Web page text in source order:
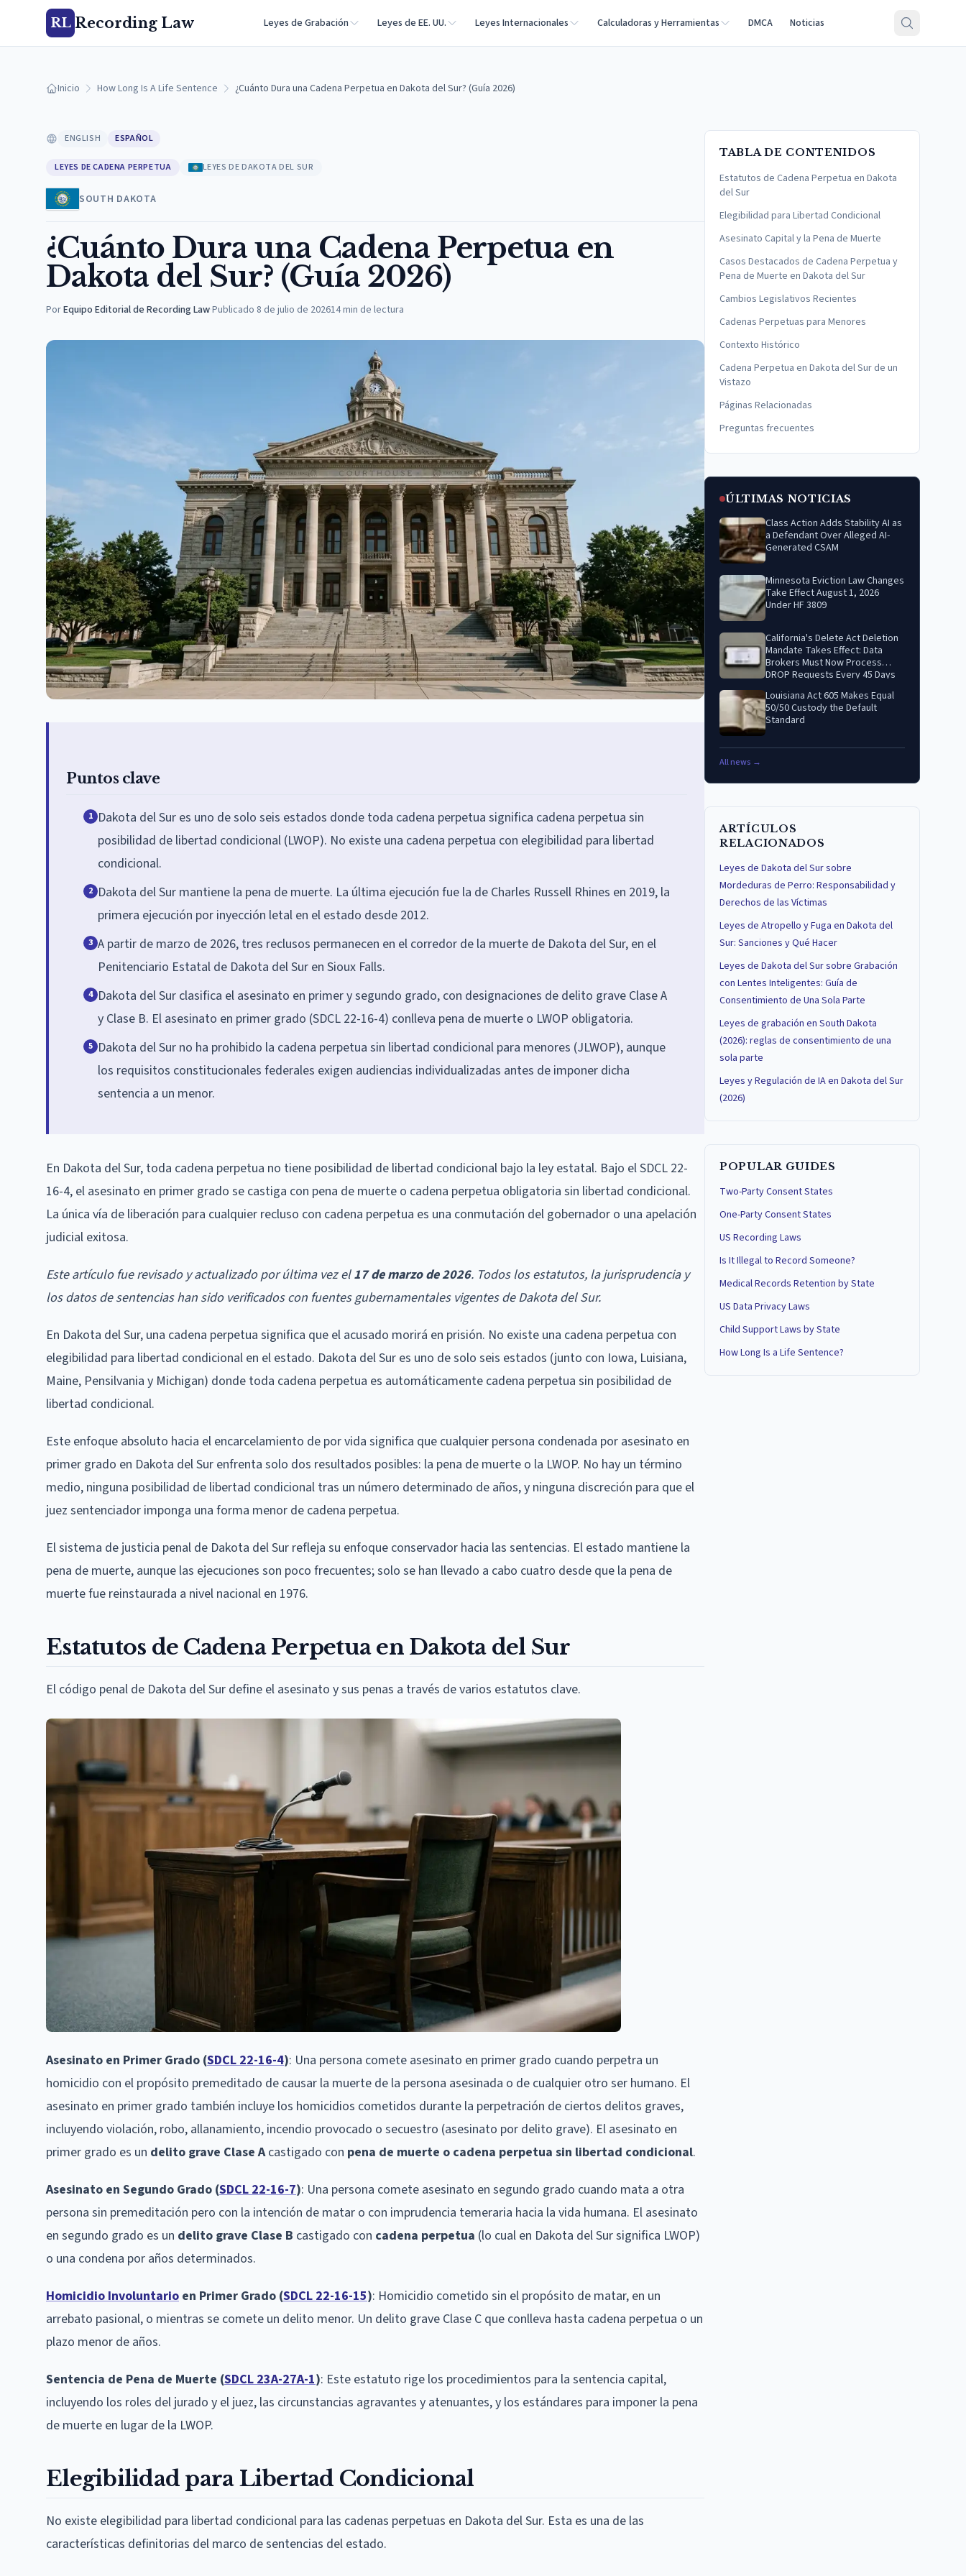
RL Recording Law Leyes de Grabación Leyes de EE. UU. Leyes Internacionales Calculadoras y Herramientas DMCA Noticias
Inicio How Long Is A Life Sentence ¿Cuánto Dura una Cadena Perpetua en Dakota del Sur? (Guía 2026)
ENGLISH ESPAÑOL
LEYES DE CADENA PERPETUA LEYES DE DAKOTA DEL SUR
SOUTH DAKOTA
¿Cuánto Dura una Cadena Perpetua en
Dakota del Sur? (Guía 2026)
PorEquipo Editorial de Recording Law·Publicado 8 de julio de 202614min de lectura
Puntos clave
1 Dakota del Sur es uno de solo seis estados donde toda cadena perpetua significa cadena perpetua sin
posibilidad de libertad condicional (LWOP). No existe una cadena perpetua con elegibilidad para libertad
condicional.
2 Dakota del Sur mantiene la pena de muerte. La última ejecución fue la de Charles Russell Rhines en 2019, la
primera ejecución por inyección letal en el estado desde 2012.
3 A partir de marzo de 2026, tres reclusos permanecen en el corredor de la muerte de Dakota del Sur, en el
Penitenciario Estatal de Dakota del Sur en Sioux Falls.
4 Dakota del Sur clasifica el asesinato en primer y segundo grado, con designaciones de delito grave Clase A
y Clase B. El asesinato en primer grado (SDCL 22-16-4) conlleva pena de muerte o LWOP obligatoria.
5 Dakota del Sur no ha prohibido la cadena perpetua sin libertad condicional para menores (JLWOP), aunque
los requisitos constitucionales federales exigen audiencias individualizadas antes de imponer dicha
sentencia a un menor.
En Dakota del Sur, toda cadena perpetua no tiene posibilidad de libertad condicional bajo la ley estatal. Bajo el SDCL 22-
16-4, el asesinato en primer grado se castiga con pena de muerte o cadena perpetua obligatoria sin libertad condicional.
La única vía de liberación para cualquier recluso con cadena perpetua es una conmutación del gobernador o una apelación
judicial exitosa.
Este artículo fue revisado y actualizado por última vez el17 de marzo de 2026. Todos los estatutos, la jurisprudencia y
los datos de sentencias han sido verificados con fuentes gubernamentales vigentes de Dakota del Sur.
En Dakota del Sur, una cadena perpetua significa que el acusado morirá en prisión. No existe una cadena perpetua con
elegibilidad para libertad condicional en el estado. Dakota del Sur es uno de solo seis estados (junto con Iowa, Luisiana,
Maine, Pensilvania y Michigan) donde toda cadena perpetua es automáticamente cadena perpetua sin posibilidad de
libertad condicional.
Este enfoque absoluto hacia el encarcelamiento de por vida significa que cualquier persona condenada por asesinato en
primer grado en Dakota del Sur enfrenta solo dos resultados posibles: la pena de muerte o la LWOP. No hay un término
medio, ninguna posibilidad de libertad condicional tras un número determinado de años, y ninguna discreción para que el
juez sentenciador imponga una forma menor de cadena perpetua.
El sistema de justicia penal de Dakota del Sur refleja su enfoque conservador hacia las sentencias. El estado mantiene la
pena de muerte, aunque las ejecuciones son poco frecuentes; solo se han llevado a cabo cuatro desde que la pena de
muerte fue reinstaurada a nivel nacional en 1976.
Estatutos de Cadena Perpetua en Dakota del Sur
El código penal de Dakota del Sur define el asesinato y sus penas a través de varios estatutos clave.
Asesinato en Primer Grado (SDCL 22-16-4): Una persona comete asesinato en primer grado cuando perpetra un
homicidio con el propósito premeditado de causar la muerte de la persona asesinada o de cualquier otro ser humano. El
asesinato en primer grado también incluye los homicidios cometidos durante la perpetración de ciertos delitos graves,
incluyendo violación, robo, allanamiento, incendio provocado o secuestro (asesinato por delito grave). El asesinato en
primer grado es un delito grave Clase Acastigado con pena de muerte o cadena perpetua sin libertad condicional.
Asesinato en Segundo Grado (SDCL 22-16-7): Una persona comete asesinato en segundo grado cuando mata a otra
persona sin premeditación pero con la intención de matar o con imprudencia temeraria hacia la vida humana. El asesinato
en segundo grado es un delito grave Clase B castigado con cadena perpetua (lo cual en Dakota del Sur significa LWOP)
o una condena por años determinados.
Homicidio Involuntario en Primer Grado (SDCL 22-16-15): Homicidio cometido sin el propósito de matar, en un
arrebato pasional, o mientras se comete un delito menor. Un delito grave Clase C que conlleva hasta cadena perpetua o un
plazo menor de años.
Sentencia de Pena de Muerte (SDCL 23A-27A-1): Este estatuto rige los procedimientos para la sentencia capital,
incluyendo los roles del jurado y el juez, las circunstancias agravantes y atenuantes, y los estándares para imponer la pena
de muerte en lugar de la LWOP.
Elegibilidad para Libertad Condicional
No existe elegibilidad para libertad condicional para las cadenas perpetuas en Dakota del Sur. Esta es una de las
características definitorias del marco de sentencias del estado.
TABLA DE CONTENIDOS
Estatutos de Cadena Perpetua en Dakota
del Sur
Elegibilidad para Libertad Condicional
Asesinato Capital y la Pena de Muerte
Casos Destacados de Cadena Perpetua y
Pena de Muerte en Dakota del Sur
Cambios Legislativos Recientes
Cadenas Perpetuas para Menores
Contexto Histórico
Cadena Perpetua en Dakota del Sur de un
Vistazo
Páginas Relacionadas
Preguntas frecuentes
ÚLTIMAS NOTICIAS
Class Action Adds Stability AI as
a Defendant Over Alleged AI-
Generated CSAM
Minnesota Eviction Law Changes
Take Effect August 1, 2026
Under HF 3809
California's Delete Act Deletion
Mandate Takes Effect: Data
Brokers Must Now Process
DROP Requests Every 45 Days
Louisiana Act 605 Makes Equal
50/50 Custody the Default
Standard
All news →
ARTÍCULOS
RELACIONADOS
Leyes de Dakota del Sur sobre
Mordeduras de Perro: Responsabilidad y
Derechos de las Víctimas
Leyes de Atropello y Fuga en Dakota del
Sur: Sanciones y Qué Hacer
Leyes de Dakota del Sur sobre Grabación
con Lentes Inteligentes: Guía de
Consentimiento de Una Sola Parte
Leyes de grabación en South Dakota
(2026): reglas de consentimiento de una
sola parte
Leyes y Regulación de IA en Dakota del Sur
(2026)
POPULAR GUIDES
Two-Party Consent States
One-Party Consent States
US Recording Laws
Is It Illegal to Record Someone?
Medical Records Retention by State
US Data Privacy Laws
Child Support Laws by State
How Long Is a Life Sentence?